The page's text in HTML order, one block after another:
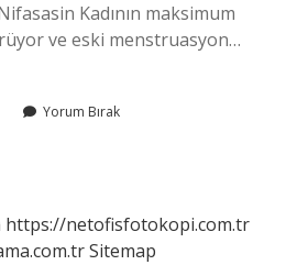
Kadının maksimum
ve eski menstruasyon…
Yorum Bırak
https://netofisfotokopi.com.tr
Sitemap